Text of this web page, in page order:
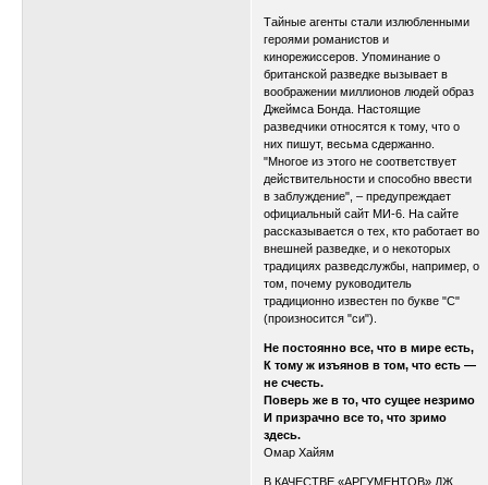
Тайные агенты стали излюбленными
героями романистов и
кинорежиссеров. Упоминание о
британской разведке вызывает в
воображении миллионов людей образ
Джеймса Бонда. Настоящие
разведчики относятся к тому, что о
них пишут, весьма сдержанно.
"Многое из этого не соответствует
действительности и способно ввести
в заблуждение", – предупреждает
официальный сайт МИ-6. На сайте
рассказывается о тех, кто работает во
внешней разведке, и о некоторых
традициях разведслужбы, например, о
том, почему руководитель
традиционно известен по букве "С"
(произносится "си").
Не постоянно все, что в мире есть,
К тому ж изъянов в том, что есть —
не счесть.
Поверь же в то, что сущее незримо
И призрачно все то, что зримо
здесь.
Омар Хайям
В КАЧЕСТВЕ «АРГУМЕНТОВ» ДЖ.